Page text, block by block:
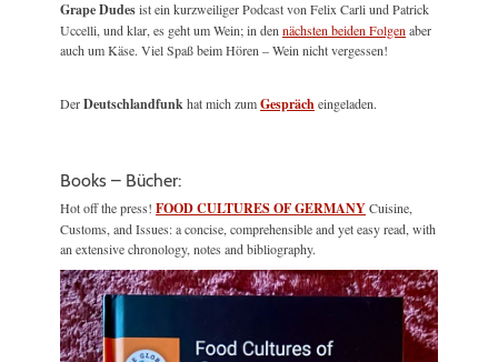
Grape Dudesist ein kurzweiliger Podcast von Felix Carli und Patrick
Uccelli, und klar, es geht um Wein; in den nächsten beiden Folgen aber
auch um Käse. Viel Spaß beim Hören – Wein nicht vergessen!
DerDeutschlandfunkhat mich zumGesprächeingeladen.
Books – Bücher:
Hot off the press! FOOD CULTURES OF GERMANYCuisine,
Customs, and Issues: a concise, comprehensible and yet easy read, with
an extensive chronology, notes and bibliography.